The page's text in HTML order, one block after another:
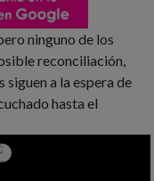
ninguno de los
reconciliación,
siguen a la espera de
hasta el